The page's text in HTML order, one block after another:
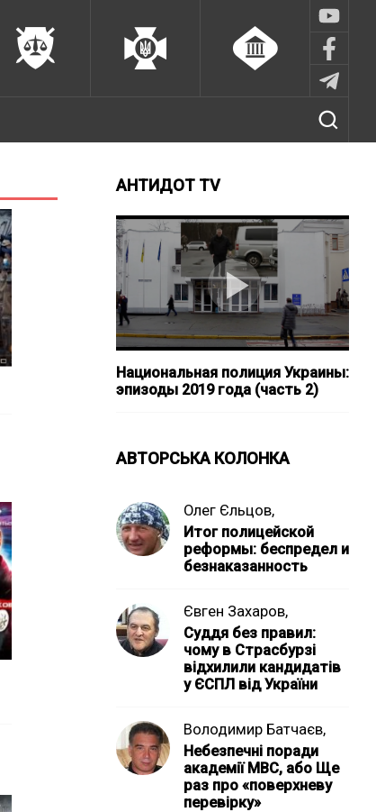
АНТИДОТ TV
Национальная полиция Украины:
эпизоды 2019 года (часть 2)
АВТОРСЬКА КОЛОНКА
Олег Єльцов,
Итог полицейской
реформы: беспредел и
безнаказанность
Євген Захаров,
Суддя без правил:
чому в Страсбурзі
відхилили кандидатів
у ЄСПЛ від України
Володимир Батчаєв,
Небезпечні поради
академії МВС, або Ще
раз про «поверхневу
перевірку»